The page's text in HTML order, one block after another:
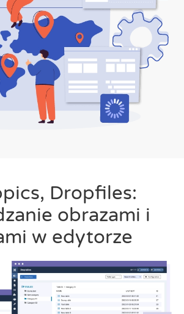
Dropfiles:
obrazami i
w edytorze